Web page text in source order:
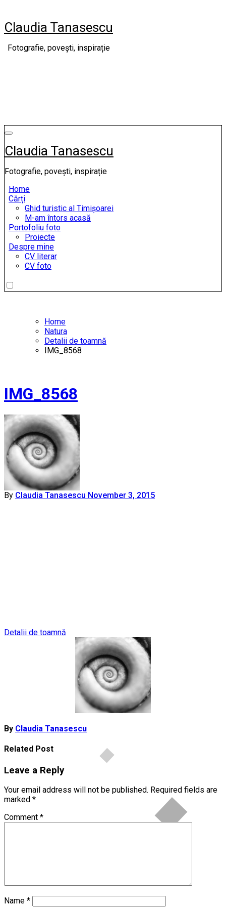
content
Claudia Tanasescu
Fotografie, povești, inspirație
Claudia Tanasescu
Fotografie, povești, inspirație
Home
Cărți
Ghid turistic al Timișoarei
M-am întors acasă
Portofoliu foto
Proiecte
Despre mine
CV literar
CV foto
Home
Natura
Detalii de toamnă
IMG_8568
IMG_8568
By Claudia Tanasescu November 3, 2015
Post
Detalii de toamnă
By Claudia Tanasescu
Related Post
Leave a Reply
Your email address will not be published. Required fields are
marked *
Comment *
Name *